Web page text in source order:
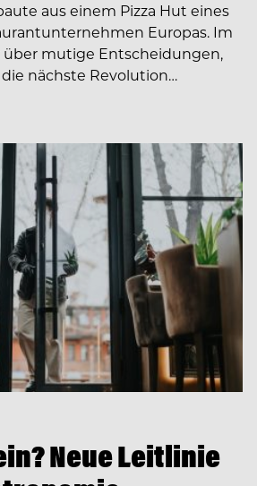
aus einem Pizza Hut eines
Europas. Im
über mutige Entscheidungen,
nächste Revolution…
Neue Leitlinie